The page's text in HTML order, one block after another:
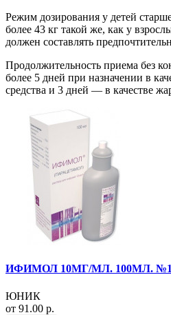
Режим дозирования у детей
более 43 кг такой же, как у
должен составлять
Продолжительность приема без
более 5 дней при назначении в
средства и 3 дней — в качестве
ИФИМОЛ 10МГ/МЛ. 100МЛ.
ЮНИК
от 91.00 р.